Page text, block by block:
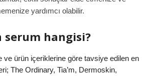
yardımcı olabilir.
hangisi?
ve ürün içeriklerine göre tavsiye edilen en
The Ordinary, Tia’m, Dermoskin,